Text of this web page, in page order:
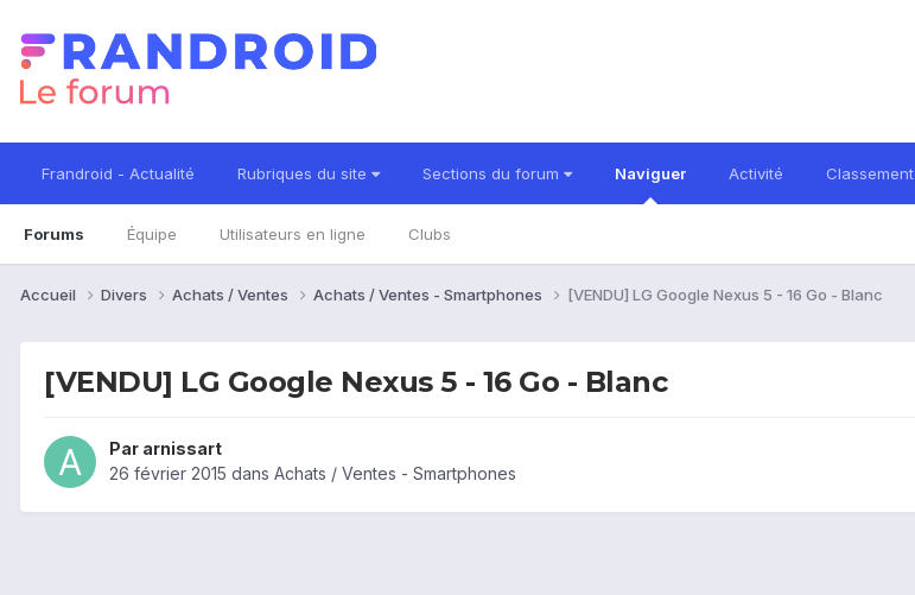
Frandroid - Actualité Rubriques du site Sections du forum Naviguer
Forums Équipe Utilisateurs en ligne Clubs
Activité Classement
Accueil Divers Achats / Ventes Achats / Ventes - Smartphones [VENDU] LG Google Nexus 5 - 16 Go - Blanc
[VENDU] LG Google Nexus 5 - 16 Go - Blanc
Par arnissart
26 février 2015 dans Achats / Ventes - Smartphones